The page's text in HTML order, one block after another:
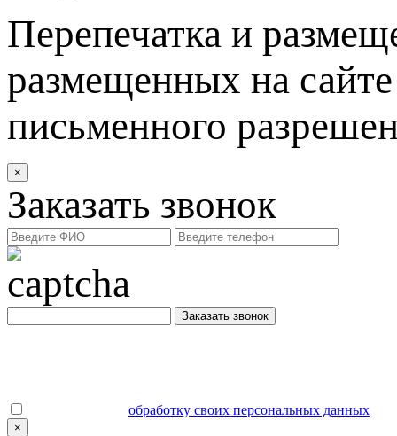
Перепечатка и
размещенных на
письменного
×
Заказать звонок
Заказать звонок
обработку своих персональных данных
×